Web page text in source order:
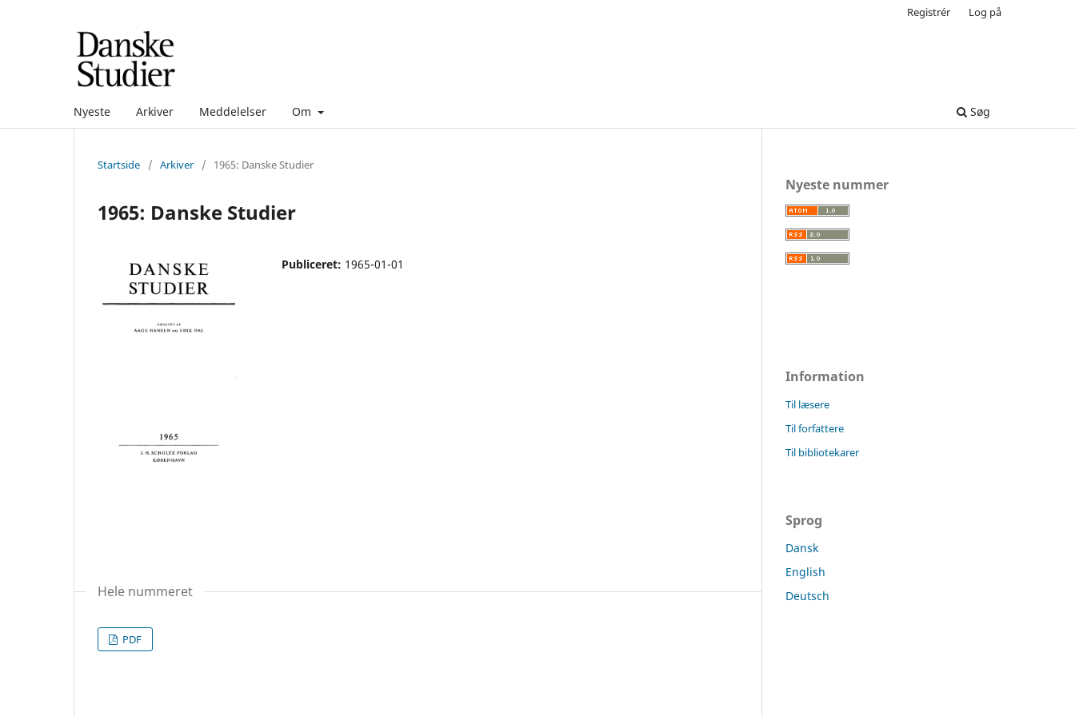
Nyeste Arkiver Meddelelser Om Søg
Registrér Log på
Startside / Arkiver / 1965: Danske Studier
1965: Danske Studier
Publiceret: 1965-01-01
Hele nummeret
PDF
Nyeste nummer
Information
Til læsere
Til forfattere
Til bibliotekarer
Sprog
Dansk
English
Deutsch